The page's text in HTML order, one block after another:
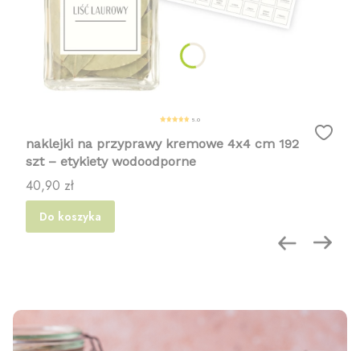
5.0
naklejki na przyprawy kremowe 4x4 cm 192
szt – etykiety wodoodporne
Cena
40,90 zł
Do koszyka